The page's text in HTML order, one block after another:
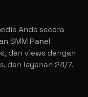
Anda secara
SMM Panel
dan views dengan
dan layanan 24/7.